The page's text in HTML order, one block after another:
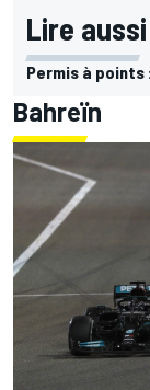
Lire
Permis à
Bahreïn